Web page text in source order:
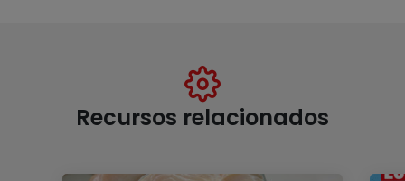
Recursos relacionados